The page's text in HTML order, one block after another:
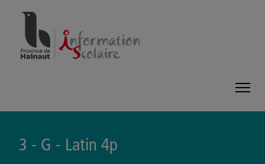
3 - G - Latin 4p